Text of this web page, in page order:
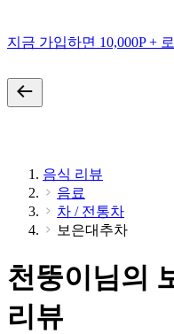
지금 가입하면 10,000P +
음식 리뷰
음료
차 / 전통차
보은대추차
천뚱이님의
리뷰